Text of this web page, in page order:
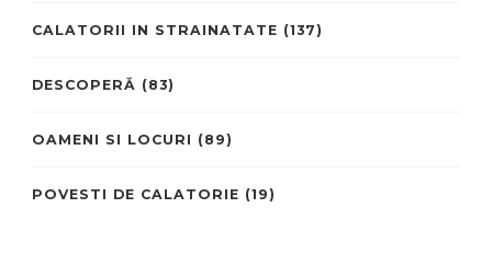
CALATORII IN STRAINATATE (137)
DESCOPERĂ (83)
OAMENI SI LOCURI (89)
POVESTI DE CALATORIE (19)